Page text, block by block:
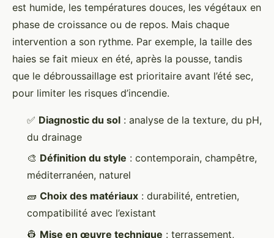
est humide, les températures douces, les végétaux en
phase de croissance ou de repos. Mais chaque
intervention a son rythme. Par exemple, la taille des
haies se fait mieux en été, après la pousse, tandis
que le débroussaillage est prioritaire avant l’été sec,
pour limiter les risques d’incendie.
✅ Diagnostic du sol : analyse de la texture, du pH,
du drainage
🎨 Définition du style : contemporain, champêtre,
méditerranéen, naturel
🧱 Choix des matériaux : durabilité, entretien,
compatibilité avec l’existant
👷 Mise en œuvre technique : terrassement,